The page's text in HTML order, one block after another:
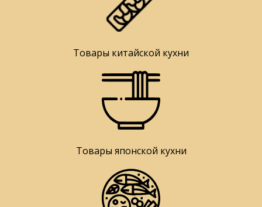
Товары китайской кухни
Товары японской кухни